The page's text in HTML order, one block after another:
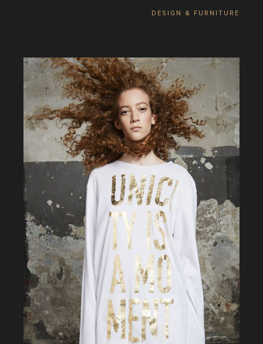
D E S I G N & F U R N I T U R E